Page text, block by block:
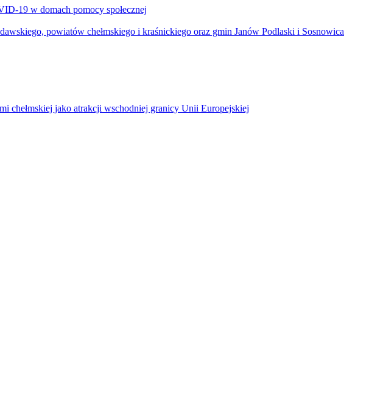
19 w domach pomocy społecznej
powiatów chełmskiego i kraśnickiego oraz gmin Janów Podlaski i Sosnowica
chełmskiej jako atrakcji wschodniej granicy Unii Europejskiej